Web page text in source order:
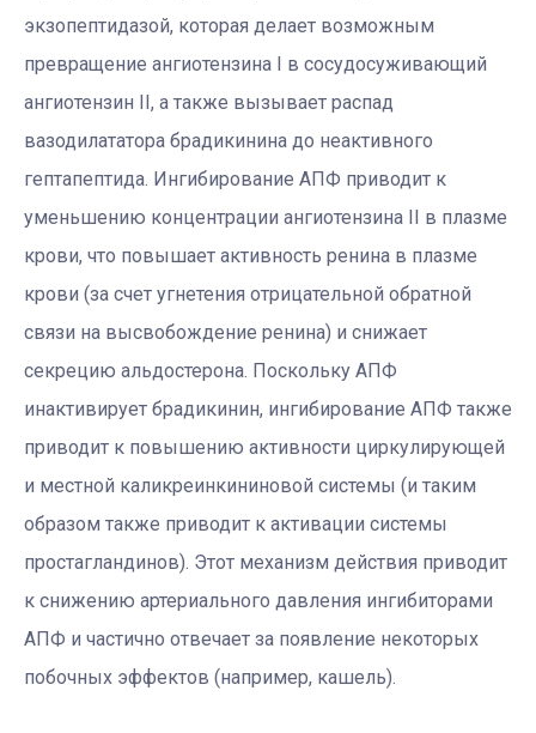
экзопептидазой, которая делает возможным
превращение ангиотензина I в сосудосуживающий
ангиотензин II, а также вызывает распад
вазодилататора брадикинина до неактивного
гептапептида. Ингибирование АПФ приводит к
уменьшению концентрации ангиотензина II в плазме
крови, что повышает активность ренина в плазме
крови (за счет угнетения отрицательной обратной
связи на высвобождение ренина) и снижает
секрецию альдостерона. Поскольку АПФ
инактивирует брадикинин, ингибирование АПФ также
приводит к повышению активности циркулирующей
и местной каликреинкининовой системы (и таким
образом также приводит к активации системы
простагландинов). Этот механизм действия приводит
к снижению артериального давления ингибиторами
АПФ и частично отвечает за появление некоторых
побочных эффектов (например, кашель).